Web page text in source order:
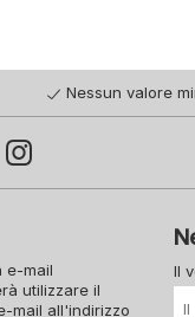
Nessun valore
e-mail
utilizzare il
mail all'indirizzo
Il